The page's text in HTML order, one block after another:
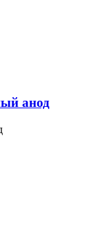
анод